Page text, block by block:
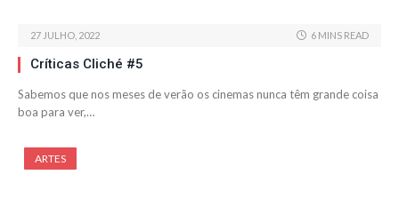
27 JULHO, 2022 6 MINS READ
Críticas Cliché #5
Sabemos que nos meses de verão os cinemas nunca têm grande coisa
boa para ver,…
ARTES